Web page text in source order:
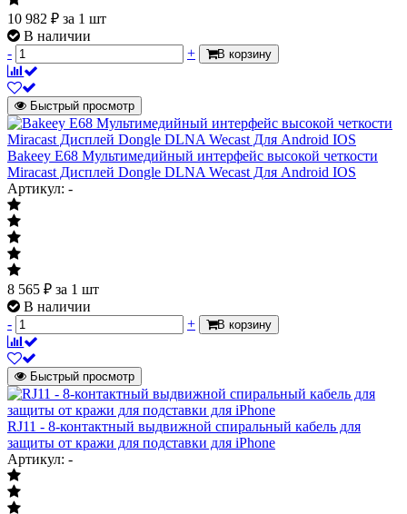
10 982 ₽ за 1 шт
В наличии
-
+ В корзину
Быстрый просмотр
Bakeey E68 Мультимедийный интерфейс высокой четкости
Miracast Дисплей Dongle DLNA Wecast Для Android IOS
Артикул: -
8 565 ₽ за 1 шт
В наличии
-
+ В корзину
Быстрый просмотр
RJ11 - 8-контактный выдвижной спиральный кабель для
защиты от кражи для подставки для iPhone
Артикул: -